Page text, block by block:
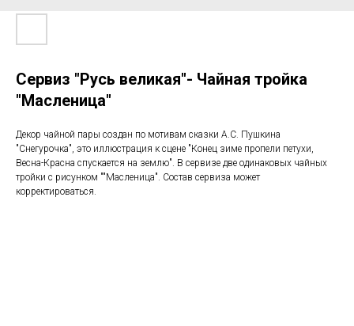
Сервиз "Русь великая"- Чайная тройка
"Масленица"
Декор чайной пары создан по мотивам сказки А.С. Пушкина
"Снегурочка", это иллюстрация к сцене "Конец зиме пропели петухи,
Весна-Красна спускается на землю". В сервизе две одинаковых чайных
тройки с рисунком ""Масленица". Состав сервиза может
корректироваться.